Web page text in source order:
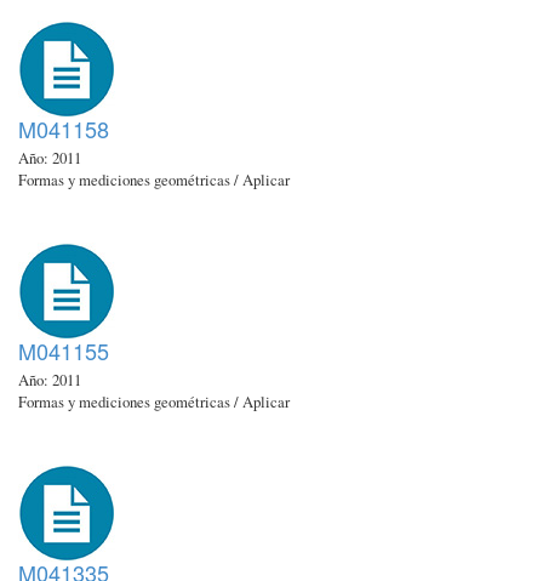
M041158
Año: 2011
Formas y mediciones geométricas / Aplicar
M041155
Año: 2011
Formas y mediciones geométricas / Aplicar
M041335